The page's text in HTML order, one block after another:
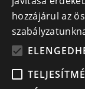
Lépj
+40 740
hozzájárul az